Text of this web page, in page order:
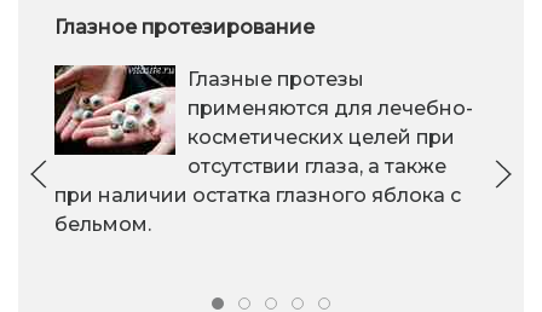
Глазное протезирование
Глазные протезы
применяются для лечебно-
косметических целей при
отсутствии глаза, а также
при наличии остатка глазного яблока с
бельмом.